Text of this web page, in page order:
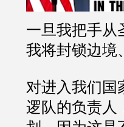
一旦我把手从
我将封锁边境
对进入我们国
逻队的负责人